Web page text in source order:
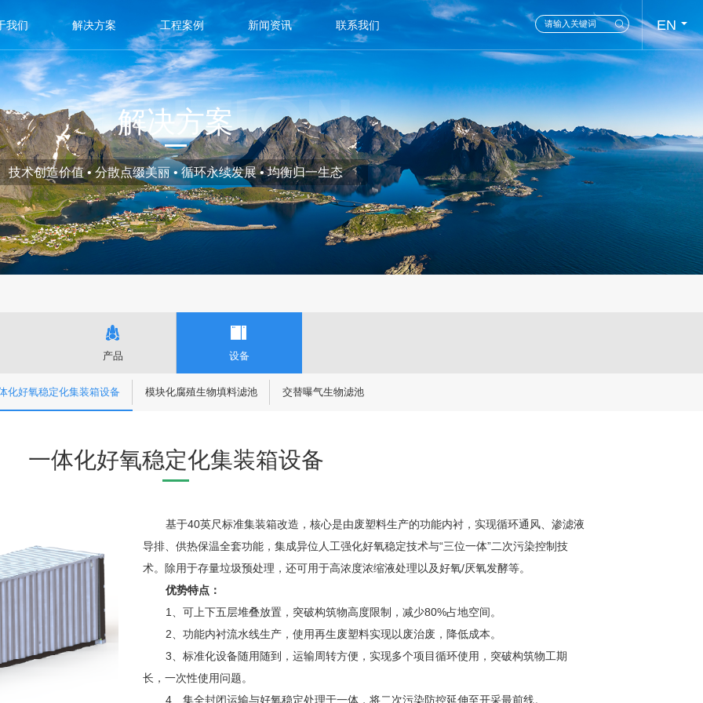
我们 解决方案 工程案例 新闻资讯 联系我们
EN
CN
解决方案
技术创造价值 • 分散点缀美丽 • 循环永续发展 • 均衡归一生态
产品 设备
化好氧稳定化集装箱设备 模块化腐殖生物填料滤池 交替曝气生物滤池
一体化好氧稳定化集装箱设备
基于40英尺标准集装箱改造，核心是由废塑料生产的功能内衬，实现循环通风、渗滤液
导排、供热保温全套功能，集成异位人工强化好氧稳定技术与“三位一体”二次污染控制技
术。除用于存量垃圾预处理，还可用于高浓度浓缩液处理以及好氧/厌氧发酵等。
优势特点：
1、可上下五层堆叠放置，突破构筑物高度限制，减少80%占地空间。
2、功能内衬流水线生产，使用再生废塑料实现以废治废，降低成本。
3、标准化设备随用随到，运输周转方便，实现多个项目循环使用， 突破构筑物工期
长，一次性使用问题。
4、集全封闭运输与好氧稳定处理于一体，将二次污染防控延伸至开采最前线。